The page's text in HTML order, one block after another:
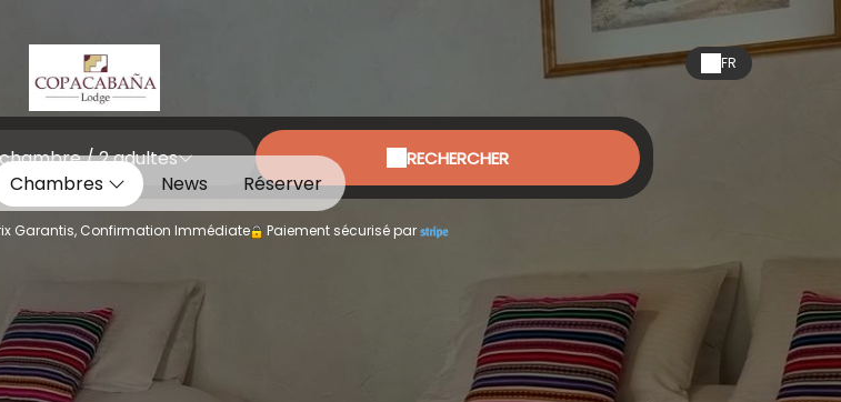
FR
Chambres News Réserver
/2adultes RECHERCHER
Garantis, Confirmation Immédiate Paiement sécurisé par